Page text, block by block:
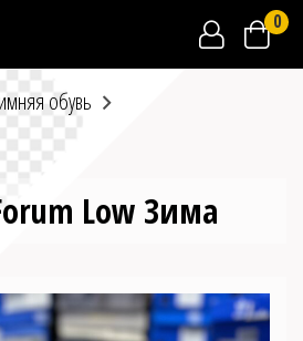
0
обувь
Low Зима